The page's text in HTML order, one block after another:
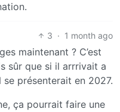
3 · 1 month ago
maintenant ? C’est
sûr que si il arrrivait a
présenterait en 2027.
ça pourrait faire une